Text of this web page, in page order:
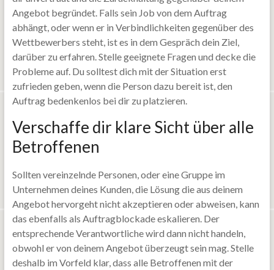
Angebot begründet. Falls sein Job von dem Auftrag
abhängt, oder wenn er in Verbindlichkeiten gegenüber des
Wettbewerbers steht, ist es in dem Gespräch dein Ziel,
darüber zu erfahren. Stelle geeignete Fragen und decke die
Probleme auf. Du solltest dich mit der Situation erst
zufrieden geben, wenn die Person dazu bereit ist, den
Auftrag bedenkenlos bei dir zu platzieren.
Verschaffe dir klare Sicht über alle
Betroffenen
Sollten vereinzelnde Personen, oder eine Gruppe im
Unternehmen deines Kunden, die Lösung die aus deinem
Angebot hervorgeht nicht akzeptieren oder abweisen, kann
das ebenfalls als Auftragblockade eskalieren. Der
entsprechende Verantwortliche wird dann nicht handeln,
obwohl er von deinem Angebot überzeugt sein mag. Stelle
deshalb im Vorfeld klar, dass alle Betroffenen mit der